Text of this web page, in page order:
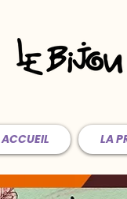
ACCUEIL LA